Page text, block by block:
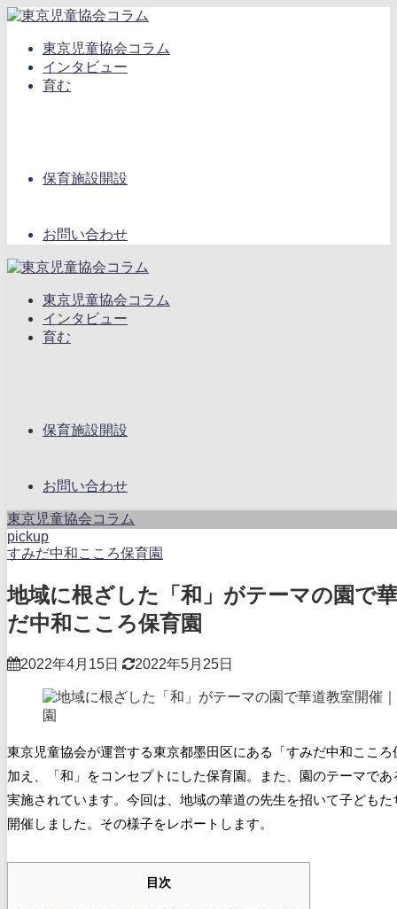
東京児童協会コラム
インタビュー
育む
保育施設開設
お問い合わせ
東京児童協会コラム
インタビュー
育む
保育施設開設
お問い合わせ
東京児童協会コラム
pickup
すみだ中和こころ保育園
地域に根ざした「和」がテーマの園で
だ中和こころ保育園
2022年4月15日 2022年5月25日
東京児童協会が運営する東京都墨田区にある「すみだ中和ここ
加え、「和」をコンセプトにした保育園。また、園のテーマで
実施されています。今回は、地域の華道の先生を招いて子ども
開催しました。その様子をレポートします。
目次